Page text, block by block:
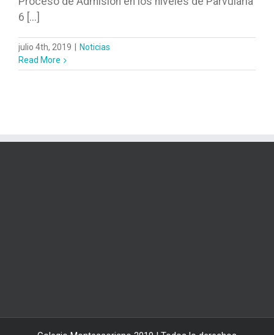
6 [...]
julio 4th, 2019
Noticias
Read More